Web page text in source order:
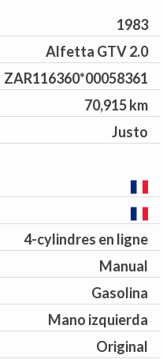
1983
Alfetta GTV 2.0
ZAR116360*00058361
70,915 km
Justo
4-cylindres en ligne
Manual
Gasolina
Mano izquierda
Original